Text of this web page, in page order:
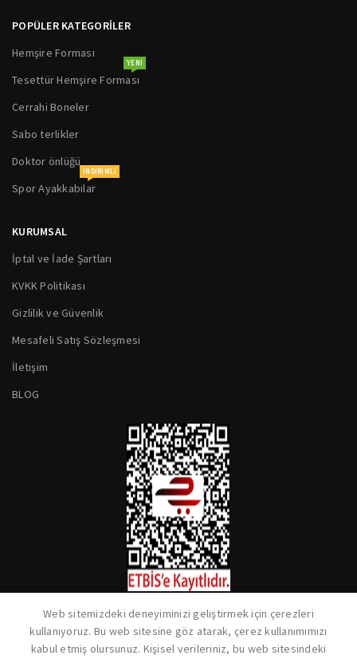
POPÜLER KATEGORİLER
Hemşire Forması
Tesettür Hemşire Forması
YENI
Cerrahi Boneler
Sabo terlikler
Doktor önlüğü
Spor Ayakkabılar
INDIRIMLI
KURUMSAL
İptal ve İade Şartları
KVKK Politikası
Gizlilik ve Güvenlik
Mesafeli Satış Sözleşmesi
İletişim
BLOG
Web sitemizdeki deneyiminizi geliştirmek için çerezleri
kullanıyoruz. Bu web sitesine göz atarak, çerez kullanımımızı
kabul etmiş olursunuz. Kişisel verileriniz, bu web sitesindeki